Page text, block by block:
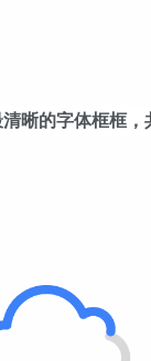
晰的字体框框